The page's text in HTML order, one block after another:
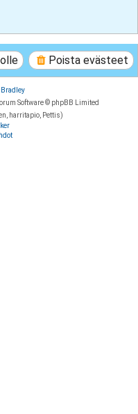
Poista evästeet
Bradley
Software © phpBB Limited
harritapio, Pettis)